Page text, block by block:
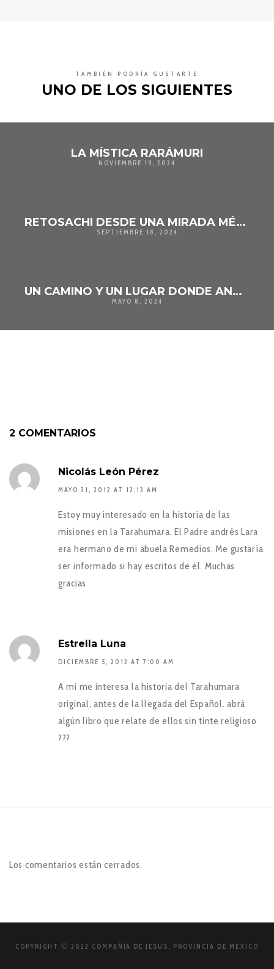
TAMBIÉN PODRÍA GUSTARTE
UNO DE LOS SIGUIENTES
LA MÍSTICA RARÁMURI
NOVIEMBRE 19, 2024
RETOSACHI DESDE UNA MIRADA MÉDICA.
SEPTIEMBRE 18, 2024
UN CAMINO Y UN LUGAR DONDE ANDA Y HABITA DIOS
MAYO 8, 2024
2 COMENTARIOS
Nicolás León Pérez
MAYO 31, 2012 AT 12:13 AM
Estoy muy interesado en la historia de las
misiones en la Tarahumara. El Padre andrés Lara
era hermano de mi abuela Remedios. Me gustaría
ser informado si hay escritos de él. Muchas
gracias
Estrella Luna
DICIEMBRE 5, 2012 AT 7:00 AM
A mi me interesa la historia del Tarahumara
original, antes de la llegada del Español. abrá
algún libro que relate de ellos sin tinte religioso
???
Los comentarios están cerrados.
COPYRIGHT © 2022 COMPAÑÍA DE JESÚS, PROVINCIA DE MÉXICO